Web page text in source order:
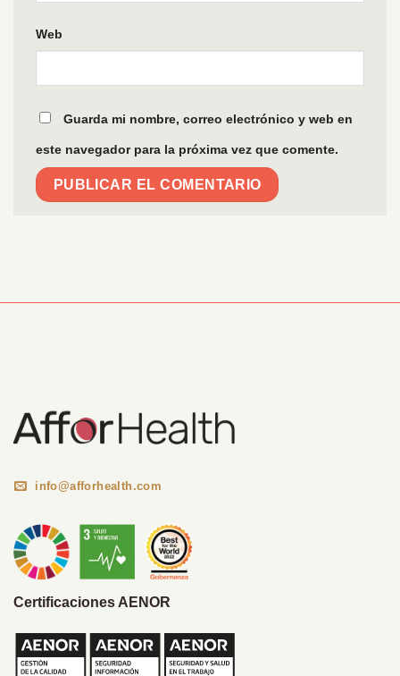
Web
Guarda mi nombre, correo electrónico y web en
este navegador para la próxima vez que comente.
info@afforhealth.com
Certificaciones AENOR